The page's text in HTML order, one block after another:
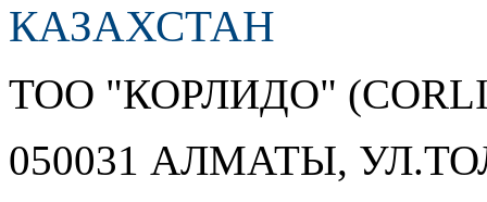
КАЗАХСТАН
TOO "КОРЛИДО"
050031 АЛМАТЫ,